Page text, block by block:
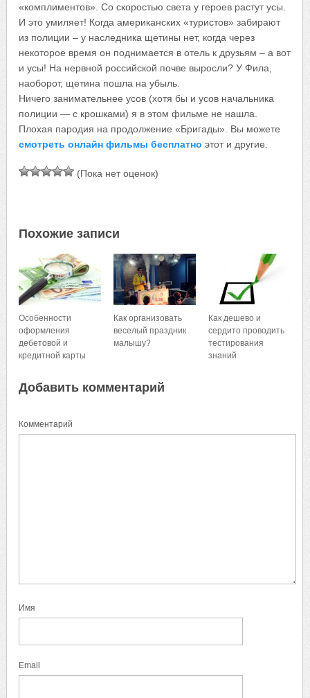
«комплиментов». Со скоростью света у героев растут усы.
И это умиляет! Когда американских «туристов» забирают
из полиции – у наследника щетины нет, когда через
некоторое время он поднимается в отель к друзьям – а вот
и усы! На нервной российской почве выросли? У Фила,
наоборот, щетина пошла на убыль.
Ничего занимательнее усов (хотя бы и усов начальника
полиции — с крошками) я в этом фильме не нашла.
Плохая пародия на продолжение «Бригады». Вы можете
смотреть онлайн фильмы бесплатно этот и другие.
(Пока нет оценок)
Похожие записи
Особенности
оформления
дебетовой и
кредитной карты
Как организовать
веселый праздник
малышу?
Как дешево и
сердито проводить
тестирования
знаний
Добавить комментарий
Комментарий
Имя
Email